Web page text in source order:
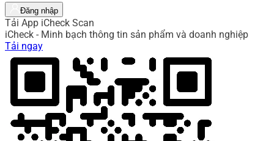
Đăng nhập
Tải App iCheck Scan
iCheck - Minh bạch thông tin sản phẩm và doanh nghiệp
Tải ngay